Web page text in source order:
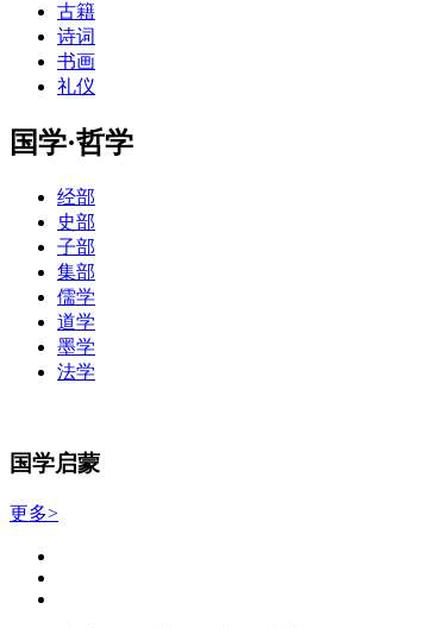
古籍
诗词
书画
礼仪
国学·哲学
经部
史部
子部
集部
儒学
道学
墨学
法学
国学启蒙
更多>